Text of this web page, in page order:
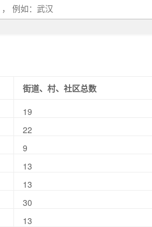
街道、村、社区总数
19
22
9
13
13
30
13